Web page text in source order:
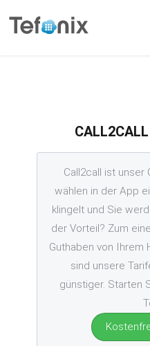
Call2call ist unser
wählen in der App
klingelt und Sie
der Vorteil? Zum
Guthaben von Ihrem
sind unsere
günstiger. Starten